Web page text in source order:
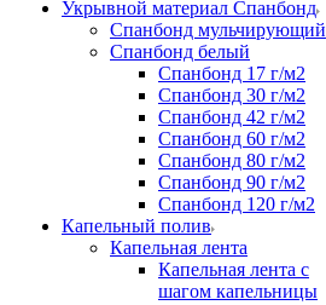
Укрывной материал Спанбонд
Спанбонд мульчирующий
Спанбонд белый
Спанбонд 17 г/м2
Спанбонд 30 г/м2
Спанбонд 42 г/м2
Спанбонд 60 г/м2
Спанбонд 80 г/м2
Спанбонд 90 г/м2
Спанбонд 120 г/м2
Капельный полив
Капельная лента
Капельная лента с
шагом капельницы